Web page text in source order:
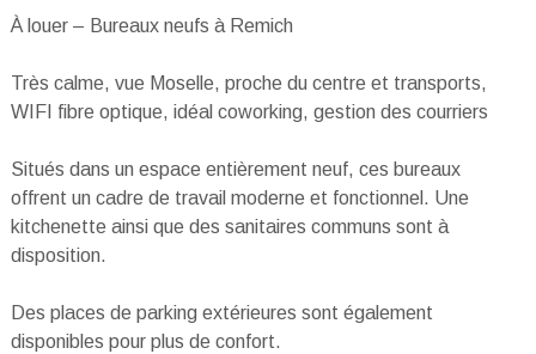
À louer – Bureaux neufs à Remich
Très calme, vue Moselle, proche du centre et transports,
WIFI fibre optique, idéal coworking, gestion des courriers
Situés dans un espace entièrement neuf, ces bureaux
offrent un cadre de travail moderne et fonctionnel. Une
kitchenette ainsi que des sanitaires communs sont à
disposition.
Des places de parking extérieures sont également
disponibles pour plus de confort.